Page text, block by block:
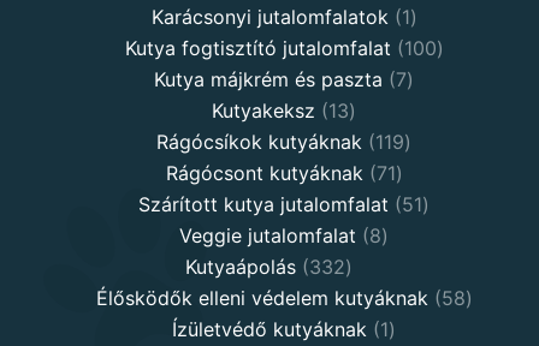
products
Karácsonyi jutalomfalatok 11
product
Kutya fogtisztító jutalomfalat 100100
Kutya májkrém és paszta 77
Kutyakeksz 1313
products
Rágócsíkok kutyáknak 119119
Rágócsont kutyáknak 7171
products
Szárított kutya jutalomfalat 5151
Veggie jutalomfalat 88
Kutyaápolás 332332
products
Élősködők elleni védelem kutyáknak 5858
Ízületvédő kutyáknak 11